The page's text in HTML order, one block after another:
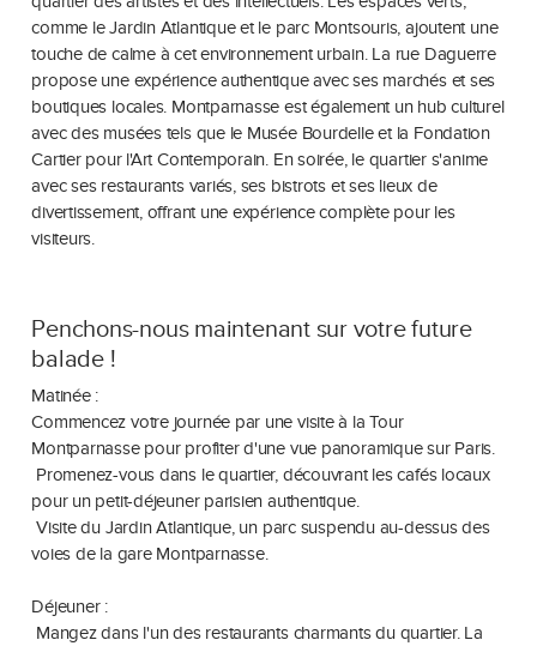
comme le Jardin Atlantique et le parc Montsouris, ajoutent une
touche de calme à cet environnement urbain. La rue Daguerre
propose une expérience authentique avec ses marchés et ses
boutiques locales. Montparnasse est également un hub culturel
avec des musées tels que le Musée Bourdelle et la Fondation
Cartier pour l'Art Contemporain. En soirée, le quartier s'anime
avec ses restaurants variés, ses bistrots et ses lieux de
divertissement, offrant une expérience complète pour les
visiteurs.
Penchons-nous maintenant sur votre future
balade !
Matinée :
Commencez votre journée par une visite à la Tour
Montparnasse pour profiter d'une vue panoramique sur Paris.
Promenez-vous dans le quartier, découvrant les cafés locaux
pour un petit-déjeuner parisien authentique.
Visite du Jardin Atlantique, un parc suspendu au-dessus des
voies de la gare Montparnasse.
Déjeuner :
Mangez dans l'un des restaurants charmants du quartier. La